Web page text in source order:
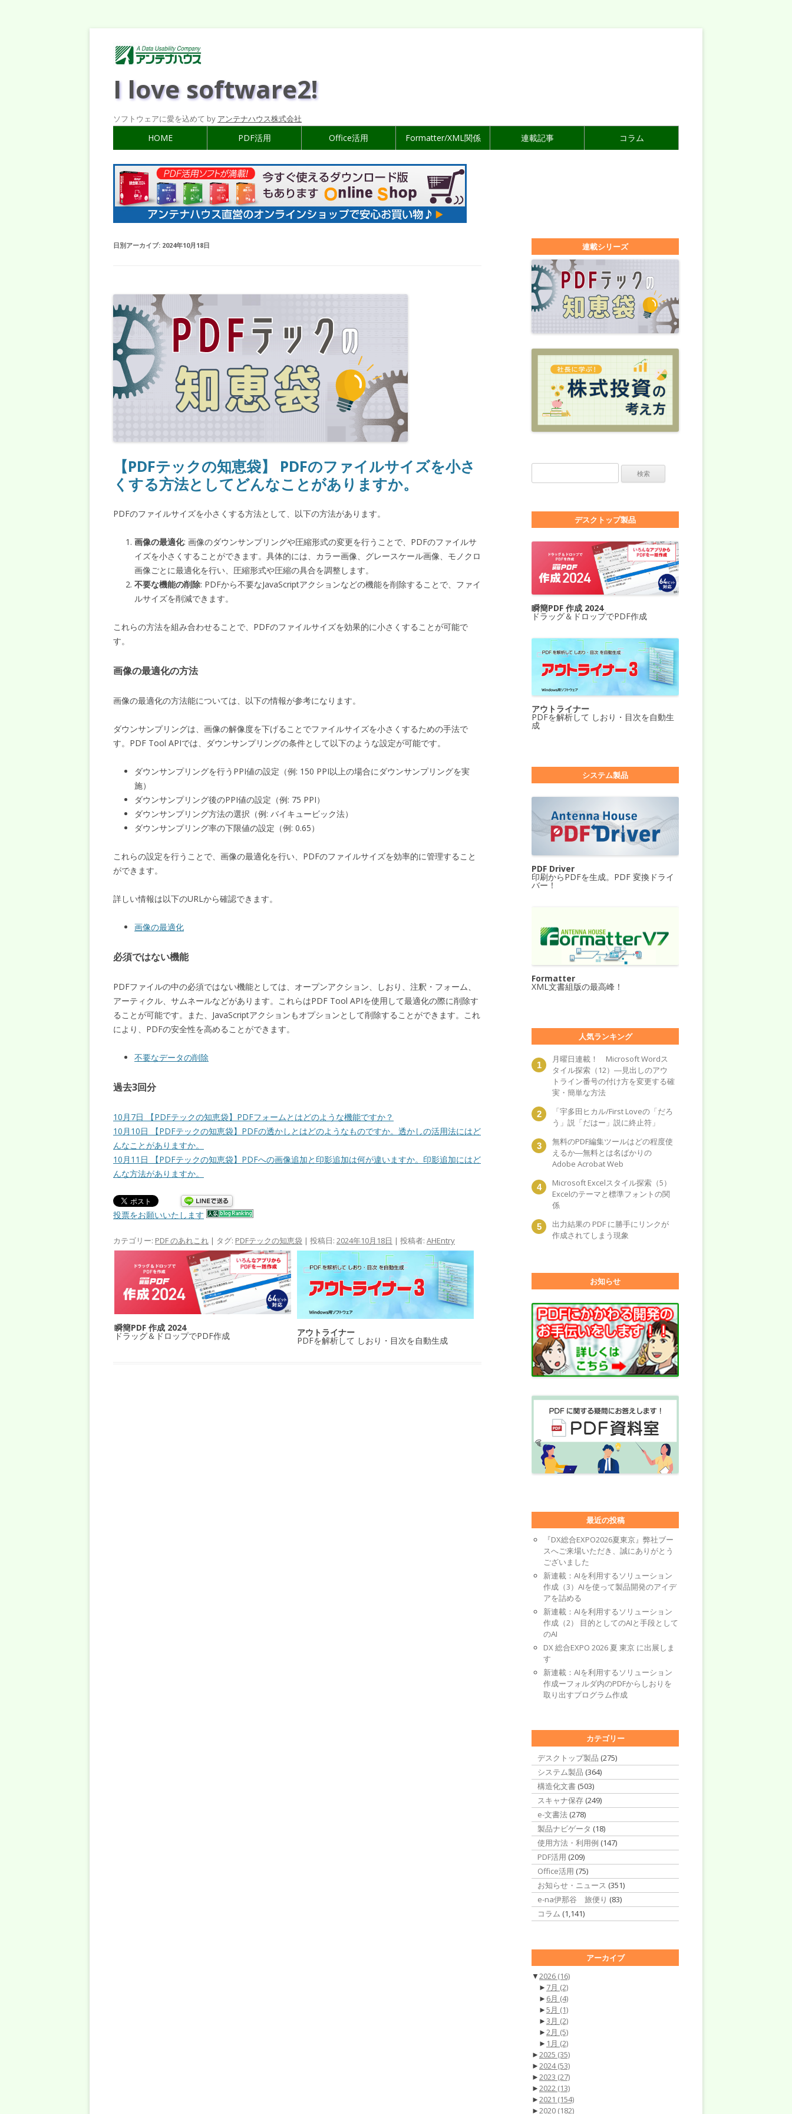
I love software2!
ソフトウェアに愛を込めて by アンテナハウス株式会社
HOME PDF活用 Office活用 Formatter/XML関係 連載記事 コラム
日別アーカイブ: 2024年10月18日
【PDFテックの知恵袋】 PDFのファイルサイズを小さ
くする方法としてどんなことがありますか。
PDFのファイルサイズを小さくする方法として、以下の方法があります。
画像の最適化: 画像のダウンサンプリングや圧縮形式の変更を行うことで、PDFのファイルサ
イズを小さくすることができます。具体的には、カラー画像、グレースケール画像、モノクロ
画像ごとに最適化を行い、圧縮形式や圧縮の具合を調整します。
不要な機能の削除: PDFから不要なJavaScriptアクションなどの機能を削除することで、ファイ
ルサイズを削減できます。
これらの方法を組み合わせることで、PDFのファイルサイズを効果的に小さくすることが可能で
す。
画像の最適化の方法
画像の最適化の方法能については、以下の情報が参考になります。
ダウンサンプリングは、画像の解像度を下げることでファイルサイズを小さくするための手法で
す。PDF Tool APIでは、ダウンサンプリングの条件として以下のような設定が可能です。
ダウンサンプリングを行うPPI値の設定（例: 150 PPI以上の場合にダウンサンプリングを実
施）
ダウンサンプリング後のPPI値の設定（例: 75 PPI）
ダウンサンプリング方法の選択（例: バイキュービック法）
ダウンサンプリング率の下限値の設定（例: 0.65）
これらの設定を行うことで、画像の最適化を行い、PDFのファイルサイズを効率的に管理すること
ができます。
詳しい情報は以下のURLから確認できます。
画像の最適化
必須ではない機能
PDFファイルの中の必須ではない機能としては、オープンアクション、しおり、注釈・フォーム、
アーティクル、サムネールなどがあります。これらはPDF Tool APIを使用して最適化の際に削除す
ることが可能です。また、JavaScriptアクションもオプションとして削除することができます。これ
により、PDFの安全性を高めることができます。
不要なデータの削除
過去3回分
10月7日 【PDFテックの知恵袋】PDFフォームとはどのような機能ですか？
10月10日 【PDFテックの知恵袋】PDFの透かしとはどのようなものですか。透かしの活用法にはど
んなことがありますか。
10月11日 【PDFテックの知恵袋】PDFへの画像追加と印影追加は何が違いますか。印影追加にはど
んな方法がありますか。
投票をお願いいたします
カテゴリー: PDF のあれこれ | タグ: PDFテックの知恵袋 | 投稿日: 2024年10月18日 | 投稿者: AHEntry
瞬簡PDF 作成 2024
ドラッグ＆ドロップでPDF作成 アウトライナー
PDFを解析して しおり・目次を自動生成
連載シリーズ
デスクトップ製品
瞬簡PDF 作成 2024
ドラッグ＆ドロップでPDF作成
アウトライナー
PDFを解析して しおり・目次を自動生
成
システム製品
PDF Driver
印刷からPDFを生成。PDF 変換ドライ
バー！
Formatter
XML文書組版の最高峰！
人気ランキング
月曜日連載！ Microsoft Wordス
タイル探索（12）―見出しのアウ
トライン番号の付け方を変更する確
実・簡単な方法
「宇多田ヒカル/First Loveの「だろ
う」説「だはー」説に終止符」
無料のPDF編集ツールはどの程度使
えるか―無料とは名ばかりの
Adobe Acrobat Web
Microsoft Excelスタイル探索（5）
Excelのテーマと標準フォントの関
係
出力結果の PDF に勝手にリンクが
作成されてしまう現象
お知らせ
最近の投稿
『DX総合EXPO2026夏東京』弊社ブー
スへご来場いただき、誠にありがとう
ございました
新連載：AIを利用するソリューション
作成（3）AIを使って製品開発のアイデ
アを詰める
新連載：AIを利用するソリューション
作成（2） 目的としてのAIと手段として
のAI
DX 総合EXPO 2026 夏 東京 に出展しま
す
新連載：AIを利用するソリューション
作成ーフォルダ内のPDFからしおりを
取り出すプログラム作成
カテゴリー
デスクトップ製品 (275)
システム製品 (364)
構造化文書 (503)
スキャナ保存 (249)
e-文書法 (278)
製品ナビゲータ (18)
使用方法・利用例 (147)
PDF活用 (209)
Office活用 (75)
お知らせ・ニュース (351)
e-na伊那谷 旅便り (83)
コラム (1,141)
アーカイブ
▼2026 (16)
► 7月 (2)
► 6月 (4)
►5月 (1)
►3月 (2)
►2月 (5)
► 1月 (2)
►2025 (35)
►2024(53)
►2023 (27)
►2022 (13)
►2021 (154)
►2020 (182)